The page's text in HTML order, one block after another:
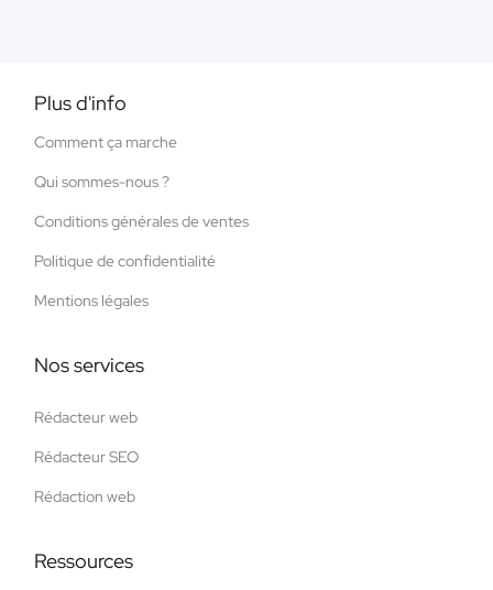
Plus d'info
Comment ça marche
Qui sommes-nous ?
Conditions générales de ventes
Politique de confidentialité
Mentions légales
Nos services
Rédacteur web
Rédacteur SEO
Rédaction web
Ressources